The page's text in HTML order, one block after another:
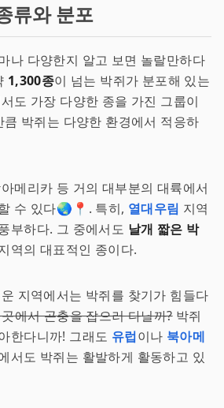
류와 분포
나 다양한지 알고 보면 놀랄만하다
1,300종이 넘는 박쥐가 분포해 있는
도 가장 다양한 종을 가진 그룹이
박쥐는 다양한 환경에서 적응하
메리카 등 거의 대부분의 대륙에서
수 있다🌏📍. 특히, 열대우림 지역
부하다. 그 중에서도 날개 짧은 박
역의 대표적인 종이다.
지역에서는 박쥐를 찾기가 힘들다
에서 곤충을 잡으러 다닐까?박쥐
한다니까! 그래도 유럽이나 북아메
서도 박쥐는 활발하게 활동하고 있